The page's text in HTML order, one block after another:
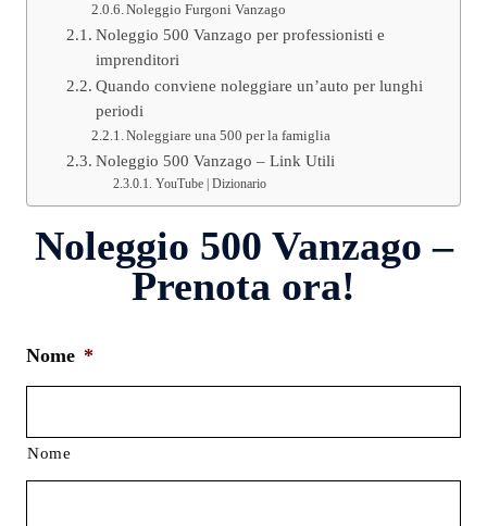
Noleggio Furgoni Vanzago
Noleggio 500 Vanzago per professionisti e
imprenditori
Quando conviene noleggiare un’auto per lunghi
periodi
Noleggiare una 500 per la famiglia
Noleggio 500 Vanzago – Link Utili
YouTube | Dizionario
Noleggio 500 Vanzago –
Prenota ora!
Nome *
Nome